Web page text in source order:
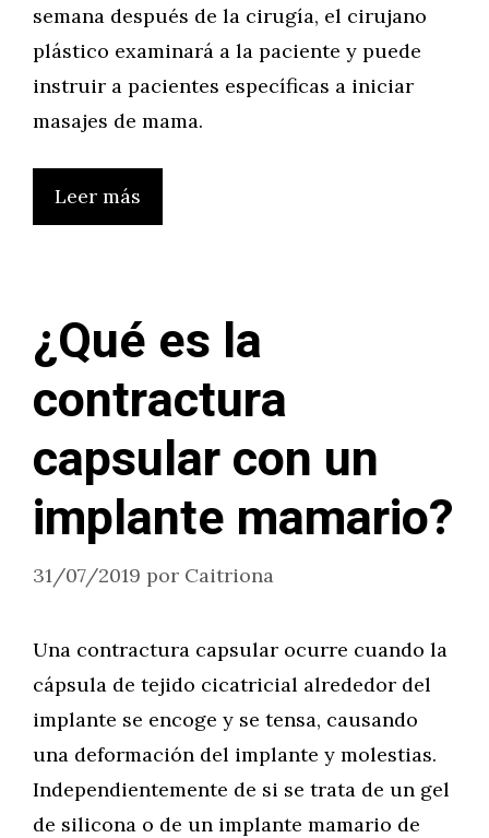
semana después de la cirugía, el cirujano
plástico examinará a la paciente y puede
instruir a pacientes específicas a iniciar
masajes de mama.
Leer más
¿Qué es la
contractura
capsular con un
implante mamario?
31/07/2019 por Caitriona
Una contractura capsular ocurre cuando la
cápsula de tejido cicatricial alrededor del
implante se encoge y se tensa, causando
una deformación del implante y molestias.
Independientemente de si se trata de un gel
de silicona o de un implante mamario de